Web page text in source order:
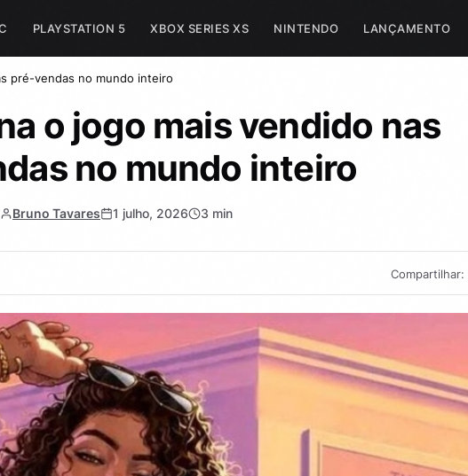
PLAYSTATION 5 XBOX SERIES XS NINTENDO LANÇAMENTO
pré-vendas no mundo inteiro
o jogo mais vendido nas
no mundo inteiro
Bruno Tavares 1 julho, 2026 3 min
Compartilhar: